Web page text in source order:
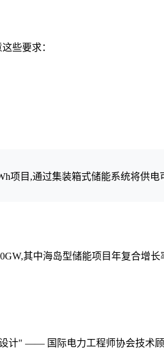
些要求：
项目,通过集装箱式储能系统将供电
其中海岛型储能项目年复合增长
计" —— 国际电力工程师协会技术